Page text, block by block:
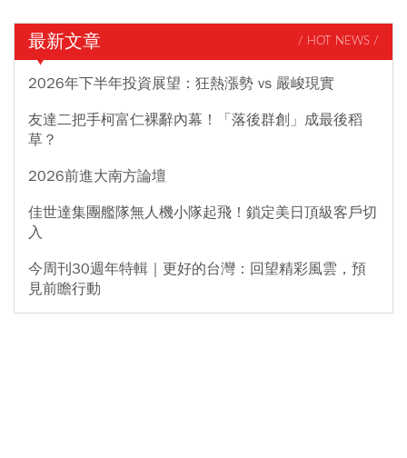
最新文章 / HOT NEWS /
2026年下半年投資展望：狂熱漲勢 vs 嚴峻現實
友達二把手柯富仁裸辭內幕！「落後群創」成最後稻
草？
2026前進大南方論壇
佳世達集團艦隊無人機小隊起飛！鎖定美日頂級客戶切
入
今周刊30週年特輯｜更好的台灣：回望精彩風雲，預
見前瞻行動